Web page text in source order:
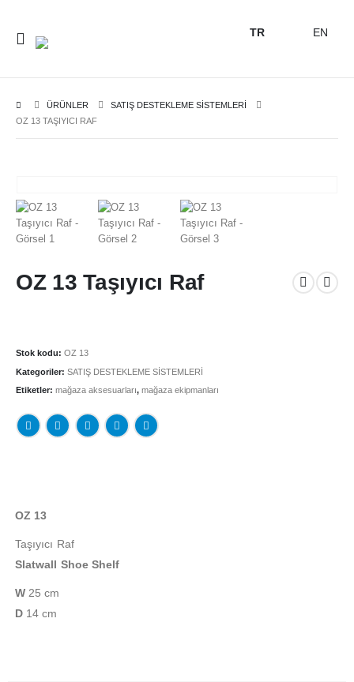
TR EN
ÜRÜNLER
SATIŞ DESTEKLEME SİSTEMLERİ
OZ 13 TAŞIYICI RAF
OZ 13 Taşıyıcı Raf
Stok kodu: OZ 13
Kategoriler: SATIŞ DESTEKLEME SİSTEMLERİ
Etiketler: mağaza aksesuarları, mağaza ekipmanları
OZ 13
Taşıyıcı Raf
Slatwall Shoe Shelf
W 25 cm
D 14 cm